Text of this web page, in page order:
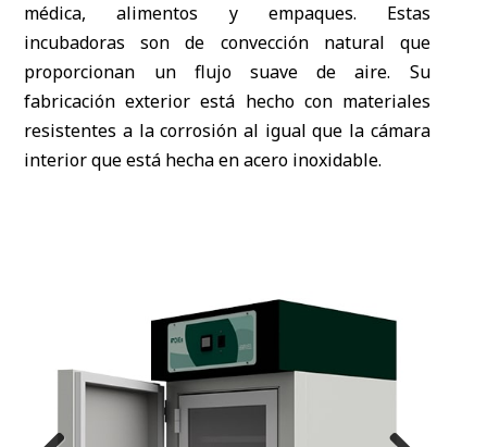
médica, alimentos y empaques. Estas
incubadoras son de convección natural que
proporcionan un flujo suave de aire. Su
fabricación exterior está hecho con materiales
resistentes a la corrosión al igual que la cámara
interior que está hecha en acero inoxidable.